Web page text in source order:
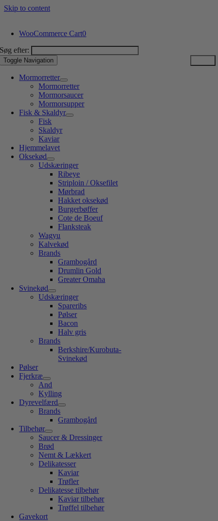
Skip to content
WooCommerce Cart0
Søg efter:
Toggle Navigation
Mormorretter
Mormorretter
Mormorsaucer
Mormorsupper
Fisk & Skaldyr
Fisk
Skaldyr
Kaviar
Hjemmelavet
Oksekød
Udskæringer
Ribeye
Striploin / Oksefilet
Mørbrad
Hakket oksekød
Burgerbøffer
Cote de Boeuf
Flanksteak
Wagyu
Kalvekød
Brands
Grambogård
Drumlin Gold
Greater Omaha
Svinekød
Udskæringer
Spareribs
Pølser
Bacon
Halv gris
Brands
Berkshire/Kurobuta-
Svinekød
Pølser
Fjerkræ
And
Kylling
Dyrevelfærd
Brands
Grambogård
Tilbehør
Saucer & Dressinger
Brød
Nemt & Lækkert
Delikatesser
Kaviar
Trøfler
Delikatesse tilbehør
Kaviar tilbehør
Trøffel tilbehør
Gavekort